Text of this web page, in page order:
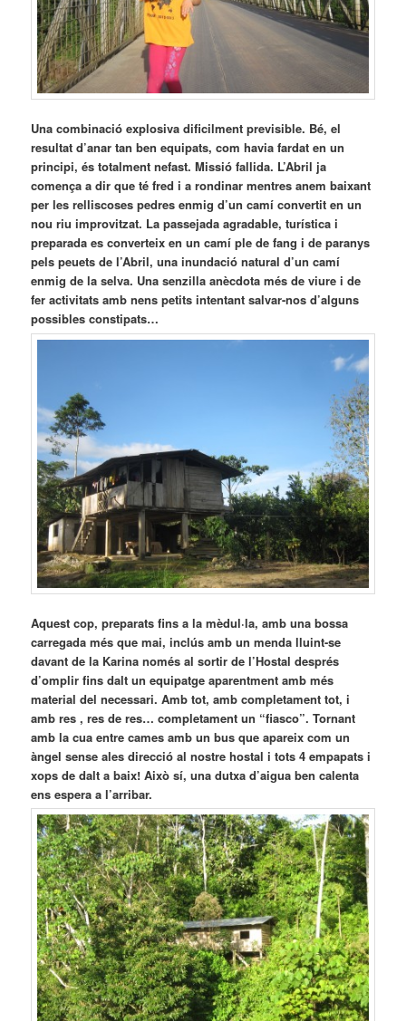
Una combinació explosiva dificilment previsible. Bé, el
resultat d’anar tan ben equipats, com havia fardat en un
principi, és totalment nefast. Missió fallida. L’Abril ja
comença a dir que té fred i a rondinar mentres anem baixant
per les relliscoses pedres enmig d’un camí convertit en un
nou riu improvitzat. La passejada agradable, turística i
preparada es converteix en un camí ple de fang i de paranys
pels peuets de l’Abril, una inundació natural d’un camí
enmig de la selva. Una senzilla anècdota més de viure i de
fer activitats amb nens petits intentant salvar-nos d’alguns
possibles constipats…
Aquest cop, preparats fins a la mèdul·la, amb una bossa
carregada més que mai, inclús amb un menda lluint-se
davant de la Karina només al sortir de l’Hostal després
d’omplir fins dalt un equipatge aparentment amb més
material del necessari. Amb tot, amb completament tot, i
amb res , res de res… completament un “fiasco”. Tornant
amb la cua entre cames amb un bus que apareix com un
àngel sense ales direcció al nostre hostal i tots 4 empapats i
xops de dalt a baix! Això sí, una dutxa d’aigua ben calenta
ens espera a l’arribar.